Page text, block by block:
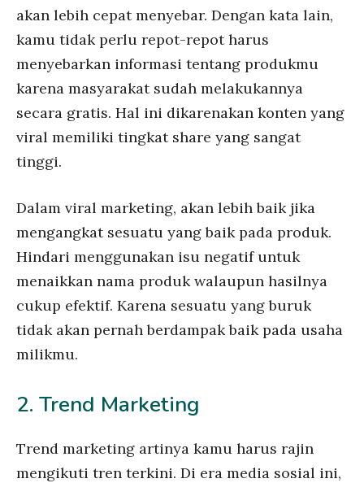
akan lebih cepat menyebar. Dengan kata lain,
kamu tidak perlu repot-repot harus
menyebarkan informasi tentang produkmu
karena masyarakat sudah melakukannya
secara gratis. Hal ini dikarenakan konten yang
viral memiliki tingkat share yang sangat
tinggi.
Dalam viral marketing, akan lebih baik jika
mengangkat sesuatu yang baik pada produk.
Hindari menggunakan isu negatif untuk
menaikkan nama produk walaupun hasilnya
cukup efektif. Karena sesuatu yang buruk
tidak akan pernah berdampak baik pada usaha
milikmu.
2. Trend Marketing
Trend marketing artinya kamu harus rajin
mengikuti tren terkini. Di era media sosial ini,